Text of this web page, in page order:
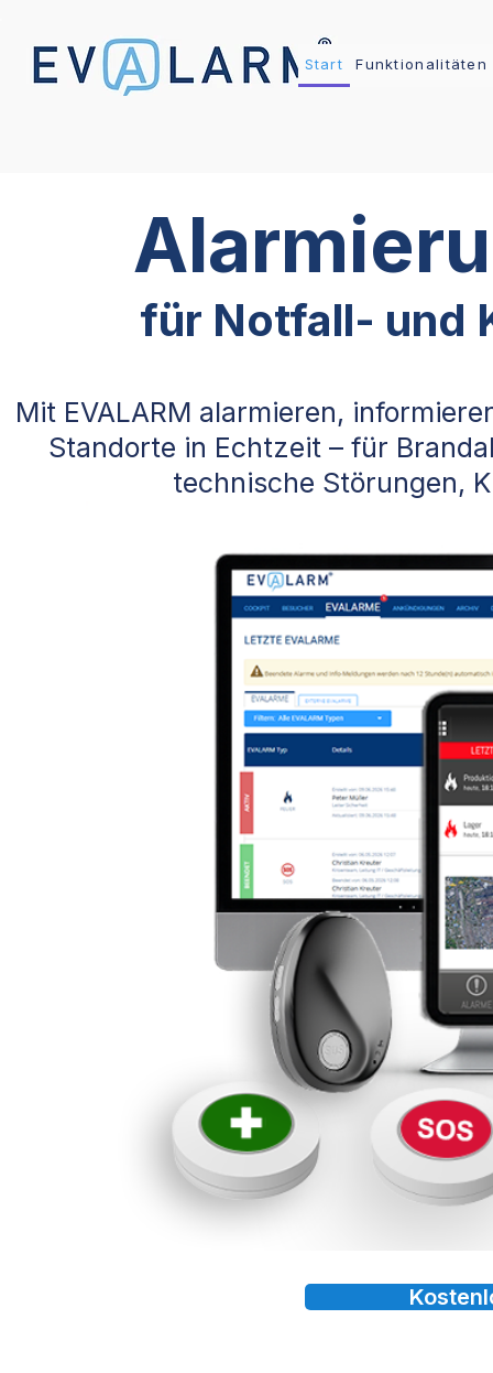
Start Funktionalitäten
für Notfall- und
Mit EVALARM alarmieren,
Standorte in Echtzeit – für
technische Störungen,